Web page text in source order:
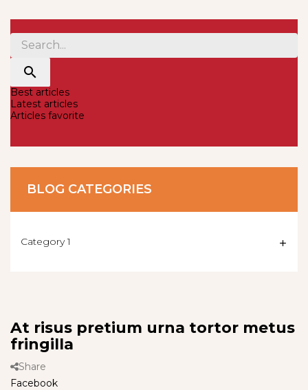

Best articles
Latest articles
Articles favorite
BLOG CATEGORIES
Category 1 add
At risus pretium urna tortor metus
fringilla
Share
Facebook